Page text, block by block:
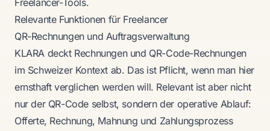
Freelancer-Tools.
Relevante Funktionen für Freelancer
QR-Rechnungen und Auftragsverwaltung
KLARA deckt Rechnungen und QR-Code-Rechnungen
im Schweizer Kontext ab. Das ist Pflicht, wenn man hier
ernsthaft verglichen werden will. Relevant ist aber nicht
nur der QR-Code selbst, sondern der operative Ablauf:
Offerte, Rechnung, Mahnung und Zahlungsprozess